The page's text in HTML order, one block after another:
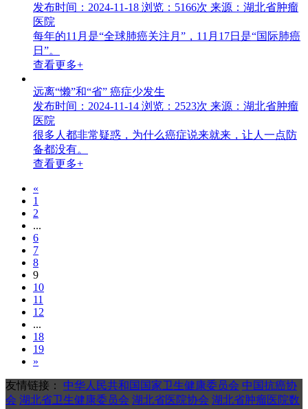
发布时间：2024-11-18 浏览：5166次 来源：湖北省肿瘤
医院
每年的11月是“全球肺癌关注月”，11月17日是“国际肺癌
日”。
查看更多+
远离“懒”和“省” 癌症少发生
发布时间：2024-11-14 浏览：2523次 来源：湖北省肿瘤
医院
很多人都非常疑惑，为什么癌症说来就来，让人一点防
备都没有。
查看更多+
«
1
2
...
6
7
8
9
10
11
12
...
18
19
»
友情链接： 中华人民共和国国家卫生健康委员会 中国抗癌协
会 湖北省卫生健康委员会 湖北省医院协会 湖北省肿瘤医院数